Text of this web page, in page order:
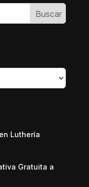
Luthería
Gratuita a